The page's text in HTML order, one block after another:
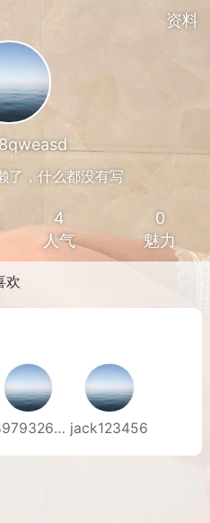
资料
女生囡囡
了，什么都没有写
4
人气
0
魅力
欢
18979326141 jack123456